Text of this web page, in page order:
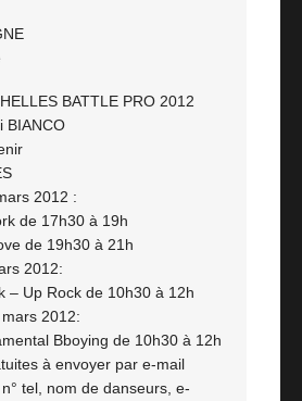
BATTLE PRO 2012
BIANCO
2012 :
de 17h30 à 19h
de 19h30 à 21h
2012:
– Up Rock de 10h30 à 12h
2012:
Bboying de 10h30 à 12h
à envoyer par e-mail
tel, nom de danseurs, e-